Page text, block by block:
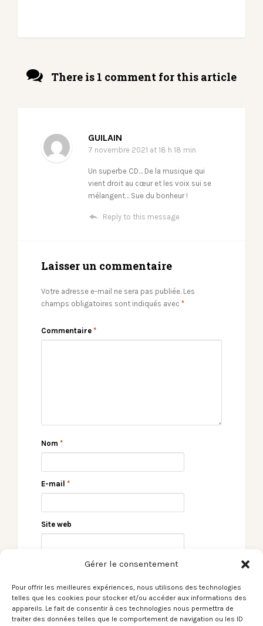
Gérer le consentement
Pour offrir les meilleures expériences, nous utilisons des technologies
telles que les cookies pour stocker et/ou accéder aux informations des
appareils. Le fait de consentir à ces technologies nous permettra de
traiter des données telles que le comportement de navigation ou les ID
There is 1 comment for this article
GUILAIN
7 novembre 2021 at 18 h 18 min
Un superbe CD… De la musique qui
vient droit au cœur et les voix sui se
mélangent… Sue du bonheur !
Reply to this message
Laisser un commentaire
Votre adresse e-mail ne sera pas publiée. Les
champs obligatoires sont indiqués avec *
Commentaire *
Nom *
E-mail *
Site web